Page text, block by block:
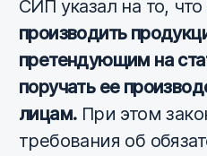
СИП указал на то, что
производить
претендующим на
поручать ее
лицам.При этом
требования об